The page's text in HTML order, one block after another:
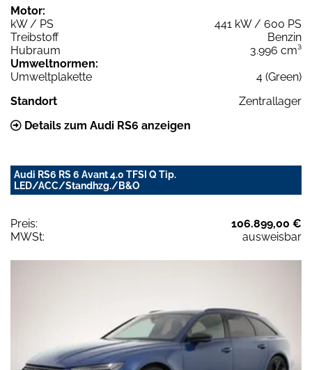
Motor:
kW / PS
441 kW / 600 PS
Treibstoff
Benzin
Hubraum
3.996 cm³
Umweltnormen:
Umweltplakette
4 (Green)
Standort
Zentrallager
Details zum Audi RS6 anzeigen
Audi RS6 RS 6 Avant 4.0 TFSI Q Tip.
LED/ACC/Standhzg./B&O
Preis:
106.899,00 €
MWSt:
ausweisbar